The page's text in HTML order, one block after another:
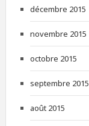
décembre 2015
novembre 2015
octobre 2015
septembre 2015
août 2015